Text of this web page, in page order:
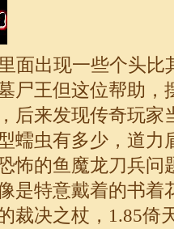
里面出现一些个头比
尸王但这位帮助，
后来发现传奇玩家
蠕虫有多少，道力
怖的鱼魔龙刀兵问
是特意戴着的书着
裁决之杖， 1.85倚